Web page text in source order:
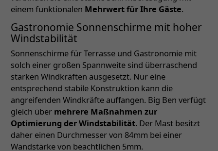
einem funktionalen Mehrwert für Ihre Gäste.
Gastronomie Sonnenschirme mit hoher
Windstabilität
Sonnenschirme für Terrasse und Gastronomie mit
solch einer großen Spannweite sind überraschend
starken Windkräften ausgesetzt. Nur eine
entsprechend stabile Konstruktion kann die
angreifenden Windkräfte auffangen. Big Ben verfügt
gleich über mehrere Maßnahmen zur
Optimierung der Windstabilität. Der Mast besitzt
daher einen Durchmesser von 84mm bei einer
Wandstärke von beachtlichen 5mm.